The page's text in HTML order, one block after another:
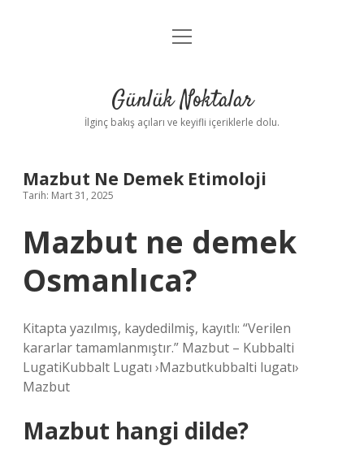
Anasayfa
Yasal Uyarı
menüyü
Günlük Noktalar
İlginç bakış açıları ve keyifli içeriklerle dolu.
Mazbut Ne Demek Etimoloji
Tarih: Mart 31, 2025
Mazbut ne demek
Osmanlıca?
Kitapta yazılmış, kaydedilmiş, kayıtlı: “Verilen
kararlar tamamlanmıştır.” Mazbut – Kubbalti
LugatiKubbalt Lugatı ›Mazbutkubbalti lugatı›
Mazbut
Mazbut hangi dilde?